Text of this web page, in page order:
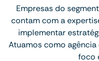
Empresas do
contam com a
implementar
Atuamos como
foco